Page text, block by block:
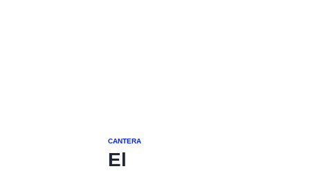
CANTERA
El